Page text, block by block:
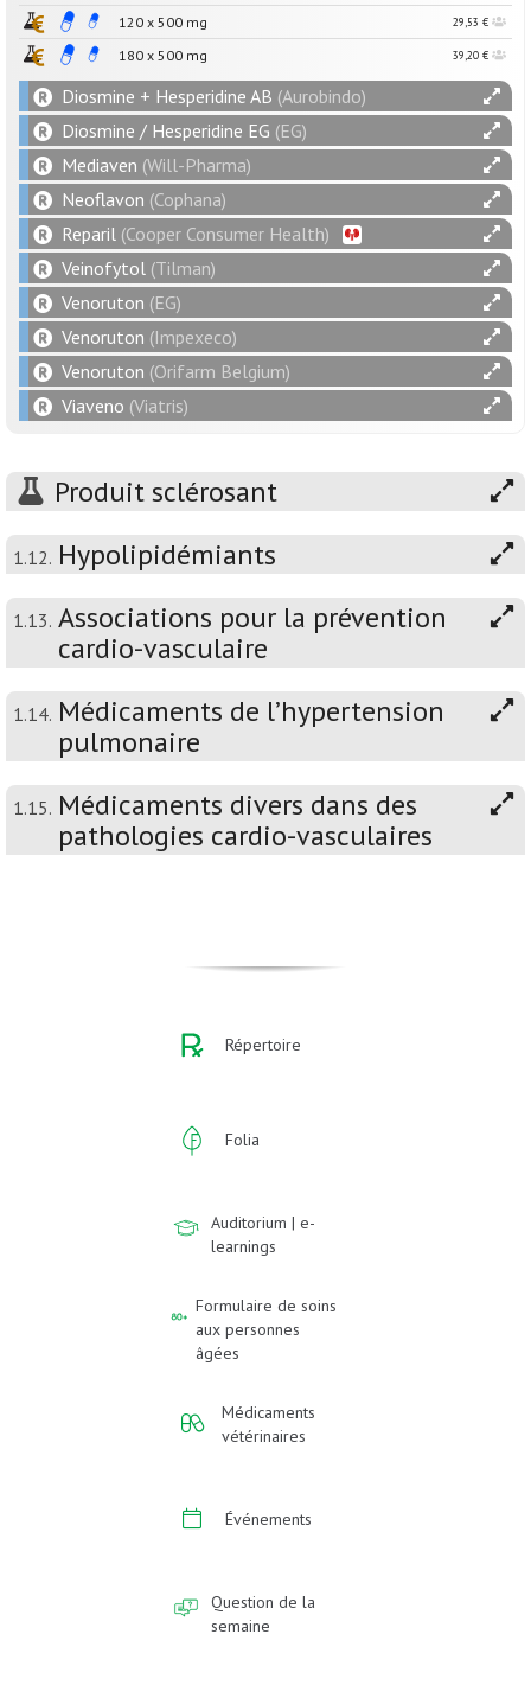
120 x 500 mg 29,53 €
180 x 500 mg 39,20 €
Diosmine + Hesperidine AB (Aurobindo)
Diosmine / Hesperidine EG (EG)
Mediaven (Will-Pharma)
Neoflavon (Cophana)
Reparil (Cooper Consumer Health)
Veinofytol (Tilman)
Venoruton (EG)
Venoruton (Impexeco)
Venoruton (Orifarm Belgium)
Viaveno (Viatris)
Produit sclérosant
1.12. Hypolipidémiants
1.13. Associations pour la prévention
cardio-vasculaire
1.14. Médicaments de l’hypertension
pulmonaire
1.15. Médicaments divers dans des
pathologies cardio-vasculaires
Répertoire
Folia
Auditorium | e-
learnings
Formulaire de soins
aux personnes
âgées
Médicaments
vétérinaires
Événements
Question de la
semaine